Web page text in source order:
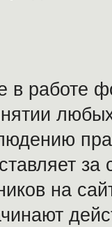
в работе
на